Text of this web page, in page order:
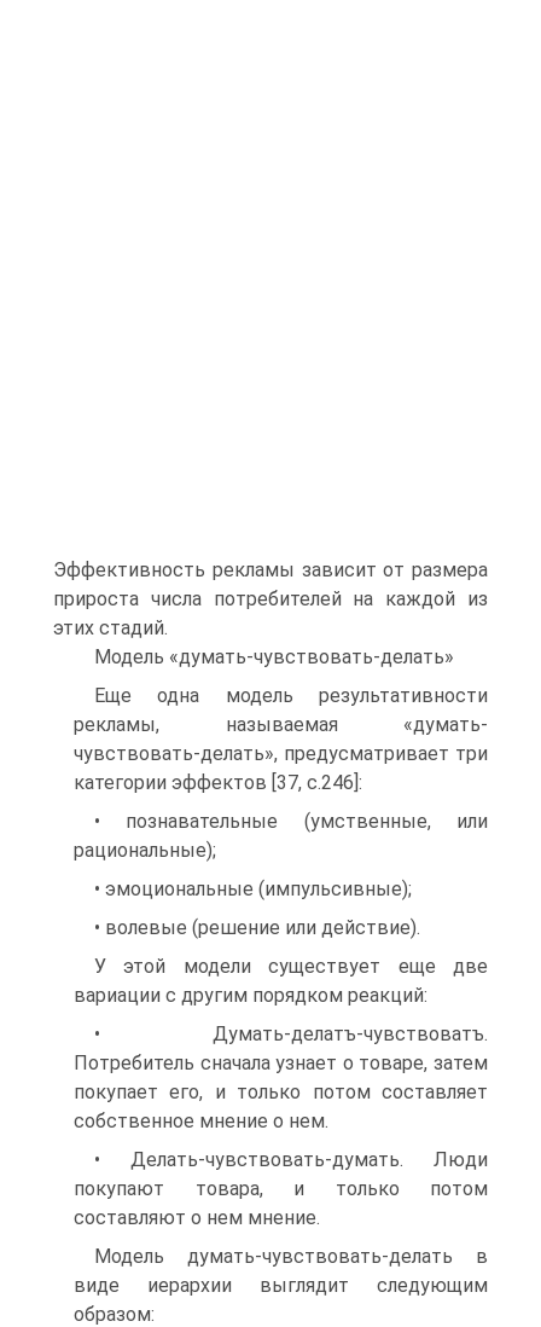
Эффективность рекламы зависит от размера
прироста числа потребителей на каждой из
этих стадий.
Модель «думать-чувствовать-делать»
Еще одна модель результативности
рекламы, называемая «думать-
чувствовать-делать», предусматривает три
категории эффектов [37, с.246]:
• познавательные (умственные, или
рациональные);
• эмоциональные (импульсивные);
• волевые (решение или действие).
У этой модели существует еще две
вариации с другим порядком реакций:
• Думать-делатъ-чувствоватъ.
Потребитель сначала узнает о товаре, затем
покупает его, и только потом составляет
собственное мнение о нем.
• Делать-чувствовать-думать. Люди
покупают товара, и только потом
составляют о нем мнение.
Модель думать-чувствовать-делать в
виде иерархии выглядит следующим
образом: